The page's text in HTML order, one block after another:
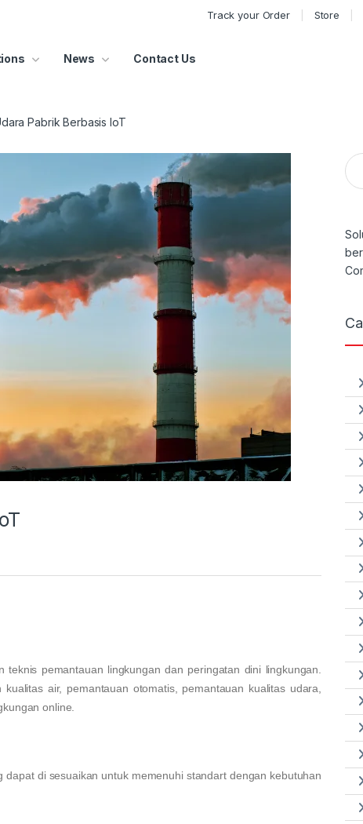
Track your Order Store
News Contact Us
Pabrik Berbasis IoT
pemantauan lingkungan dan peringatan dini lingkungan.
air, pemantauan otomatis, pemantauan kualitas udara,
online.
di sesuaikan untuk memenuhi standart dengan kebutuhan